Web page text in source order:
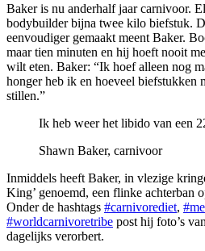
Baker is nu anderhalf jaar carnivoor.
bodybuilder bijna twee kilo biefstuk.
eenvoudiger gemaakt meent Baker.
maar tien minuten en hij hoeft nooit
wilt eten. Baker: “Ik hoef alleen nog
honger heb ik en hoeveel biefstukken
stillen.”
Ik heb weer het libido van een
Shawn Baker, carnivoor
Inmiddels heeft Baker, in vlezige
King’ genoemd, een flinke achterban
Onder de hashtags #carnivorediet,
#worldcarnivoretribe post hij foto’s
dagelijks verorbert.